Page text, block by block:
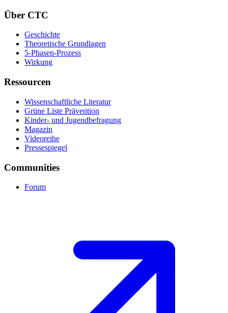
Über CTC
Geschichte
Theoretische Grundlagen
5-Phasen-Prozess
Wirkung
Ressourcen
Wissenschaftliche Literatur
Grüne Liste Prävention
Kinder- und Jugendbefragung
Magazin
Videoreihe
Pressespiegel
Communities
Forum